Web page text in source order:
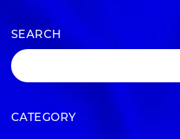
SEARCH
CATEGORY